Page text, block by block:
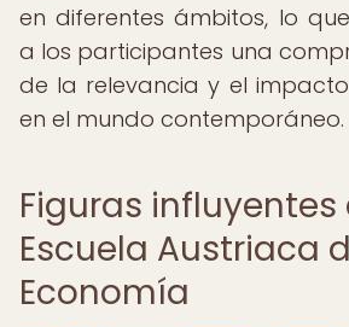
en diferentes ámbitos, lo
a los participantes una
de la relevancia y el
en el mundo contemporáneo.
Figuras influyentes
Escuela Austriaca
Economía